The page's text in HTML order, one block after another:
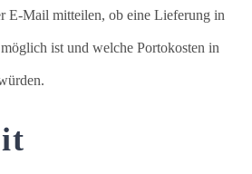
E-Mail mitteilen, ob eine Lieferung in
ist und welche Portokosten in